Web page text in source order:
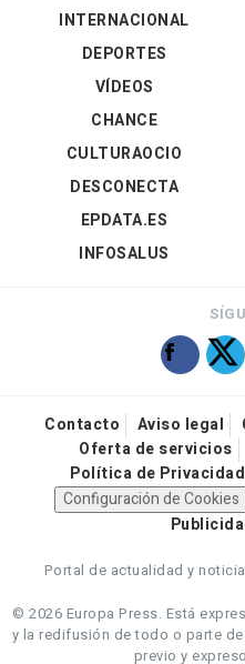
INTERNACIONAL
DEPORTES
VÍDEOS
CHANCE
CULTURAOCIO
DESCONECTA
EPDATA.ES
INFOSALUS
Contacto Aviso legal
Oferta de servicios
Política de Privacidad
Configuración de Cookies
Portal de actualidad y
© 2026 Europa Press. Está
y la redifusión de todo o parte
previo y